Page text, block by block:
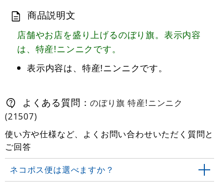
商品説明文
店舗やお店を盛り上げるのぼり旗。表示内容
は、特産!ニンニクです。
表示内容は、特産!ニンニクです。
よくある質問：のぼり旗 特産!ニンニク
(21507)
使い方や仕様など、よくお問い合わせいただく質問と
ご回答
ネコポス便は選べますか？